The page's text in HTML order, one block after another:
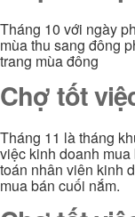
Tháng 10 với ngày
mùa thu sang đông
trang mùa đông
Chợ tốt
Tháng 11 là tháng
việc kinh doanh
toán nhân viên kinh
mua bán cuối nắm.